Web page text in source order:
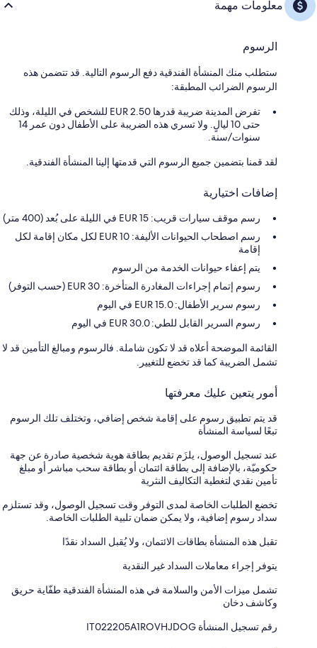
معلومات مهمة
الرسوم
ستطلب منك المنشأة الفندقية دفع الرسوم التالية. قد تتضمن هذه
الرسوم الضرائب المطبقة:
تفرض المدينة ضريبة قدرها 2.50 EUR للشخص في الليلة، وذلك
حتى 10 ليالٍ. ولا تسري هذه الضريبة على الأطفال دون عمر 14
سنوات/سنة.
لقد قمنا بتضمين جميع الرسوم التي قدمتها إلينا المنشأة الفندقية.
إضافات اختيارية
رسم موقف سيارات قريب: 15 EUR في الليلة على بُعد (400 متر)
رسم اصطحاب الحيوانات الأليفة: 10 EUR لكل مكان إقامة لكل
إقامة
يتم إعفاء حيوانات الخدمة من الرسوم
رسوم إتمام إجراءات المغادرة المتأخرة: 30 EUR (حسب التوفر)
رسوم سرير الأطفال: 15.0 EUR في اليوم
رسوم السرير القابل للطي: 30.0 EUR في اليوم
القائمة الموضحة أعلاه قد لا تكون شاملة. فالرسوم ومبالغ التأمين قد لا
تشمل الضريبة كما قد تخضع للتغيير.
أمور يتعين عليك معرفتها
قد يتم تطبيق رسوم على إقامة شخص إضافي، وتختلف تلك الرسوم
تبعًا لسياسة المنشأة
عند تسجيل الوصول، يلزَم تقديم بطاقة هوية شخصية صادرة عن جهة
حكوميّة، بالإضافة إلى بطاقة ائتمان أو بطاقة سحب مباشر أو مبلغ
تأمين نقدي لتغطية التكاليف النثرية
تخضع الطلبات الخاصة لمدى التوفر وقت تسجيل الوصول، وقد تستلزم
سداد رسوم إضافية، ولا يمكن ضمان تلبية الطلبات الخاصة.
تقبل هذه المنشأة بطاقات الائتمان، ولا يُقبل السداد نقدًا
يتوفر إجراء معاملات السداد غير النقدية
تشمل ميزات الأمن والسلامة في هذه المنشأة الفندقية طفّاية حريق
وكاشف دخان
رقم تسجيل المنشأة ⁦IT022205A1ROVHJDOG⁩